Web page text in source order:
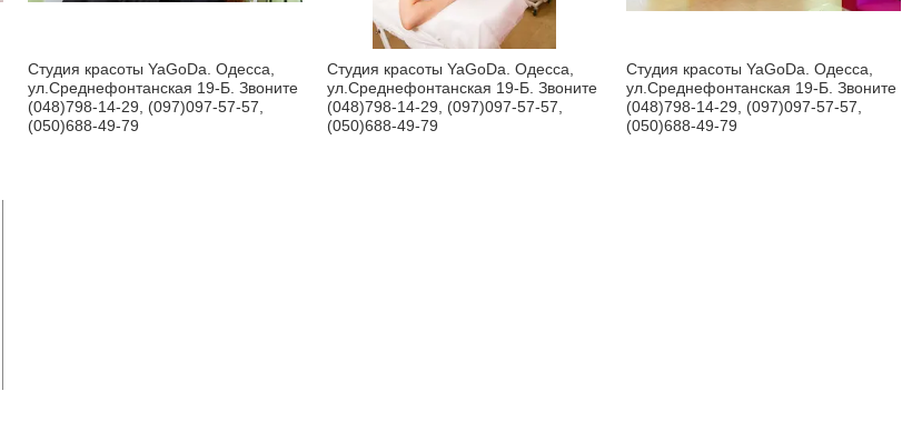
Студия красоты YaGoDa. Одесса,
ул.Среднефонтанская 19-Б. Звоните
(048)798-14-29, (097)097-57-57,
(050)688-49-79
Студия красоты YaGoDa. Одесса,
ул.Среднефонтанская 19-Б. Звоните
(048)798-14-29, (097)097-57-57,
(050)688-49-79
Студия красоты YaGoDa. Одесса,
ул.Среднефонтанская 19-Б. Звоните
(048)798-14-29, (097)097-57-57,
(050)688-49-79